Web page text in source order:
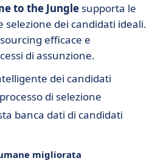
to the Jungle supporta le
selezione dei candidati ideali.
efficace e
di assunzione.
dei candidati
di selezione
banca dati di candidati
migliorata